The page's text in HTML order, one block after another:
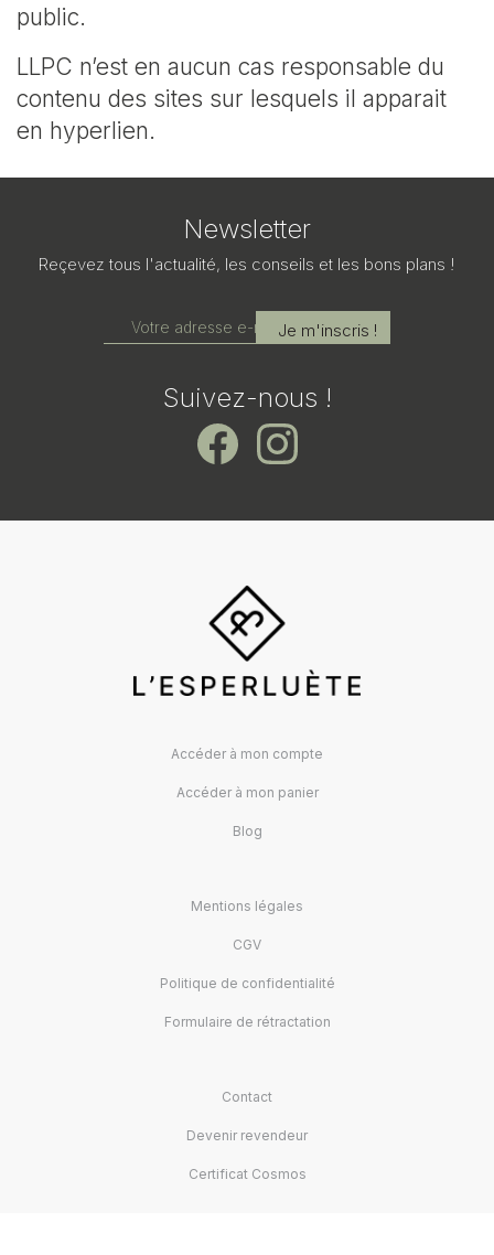
public.
LLPC n’est en aucun cas responsable du
contenu des sites sur lesquels il apparait
en hyperlien.
Newsletter
Reçevez tous l'actualité, les conseils et les bons plans !
Suivez-nous !
Accéder à mon compte
Accéder à mon panier
Blog
Mentions légales
CGV
Politique de confidentialité
Formulaire de rétractation
Contact
Devenir revendeur
Certificat Cosmos